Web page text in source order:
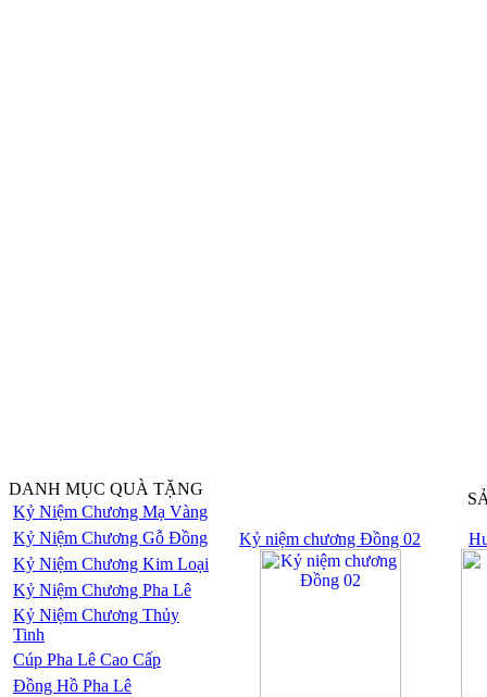
DANH MỤC QUÀ TẶNG
Kỷ Niệm Chương Mạ Vàng
Kỷ Niệm Chương Gỗ Đồng
Kỷ Niệm Chương Kim Loại
Kỷ Niệm Chương Pha Lê
Kỷ Niệm Chương Thủy
Tinh
Cúp Pha Lê Cao Cấp
Đồng Hồ Pha Lê
Kỷ niệm chương Đồng 02